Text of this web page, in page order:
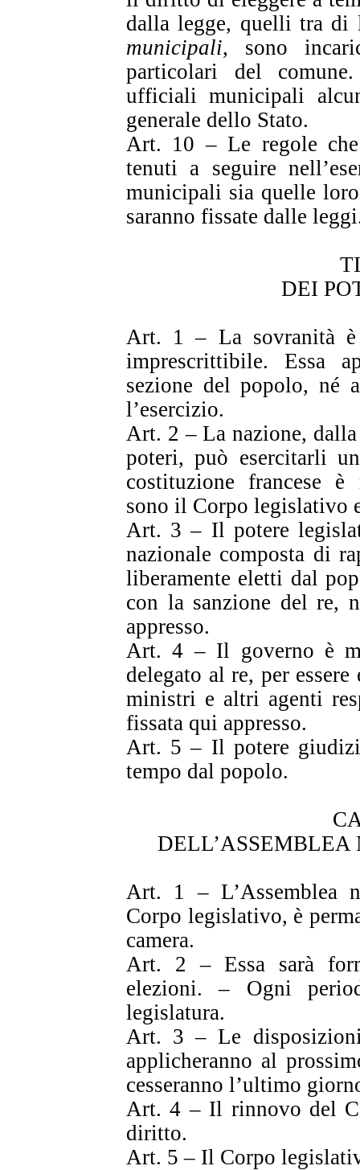
dalla legge, quelli tra
municipali, sono
particolari del
ufficiali municipali
generale dello Stato.
Art. 10 – Le regole
tenuti a seguire
municipali sia quelle loro
saranno fissate dalle
DEI
Art. 1 – La sovranità
imprescrittibile. Essa
sezione del popolo, né
l’esercizio.
Art. 2 – La nazione,
poteri, può esercitarli
costituzione francese è
sono il Corpo legislativo
Art. 3 – Il potere
nazionale composta di
liberamente eletti dal
con la sanzione del re,
appresso.
Art. 4 – Il governo è
delegato al re, per
ministri e altri agenti
fissata qui appresso.
Art. 5 – Il potere
tempo dal popolo.
Art. 1 – L’Assemblea
Corpo legislativo, è
camera.
Art. 2 – Essa sarà
elezioni. – Ogni
legislatura.
Art. 3 – Le
applicheranno al
cesseranno l’ultimo
Art. 4 – Il rinnovo del
diritto.
Art. 5 – Il Corpo